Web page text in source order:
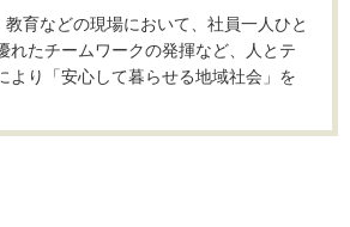
教育などの現場において、社員一人ひと
れたチームワークの発揮など、人とテ
より「安心して暮らせる地域社会」を